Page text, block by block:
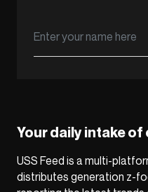
Your daily intake
USS Feed is a multi-
distributes generation z-